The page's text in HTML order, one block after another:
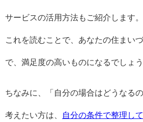
サービスの活用方法もご紹介します。
これを読むことで、あなたの住まい
で、満足度の高いものになるでしょう
ちなみに、「自分の場合はどうなる
考えたい方は、 自分の条件で整理し